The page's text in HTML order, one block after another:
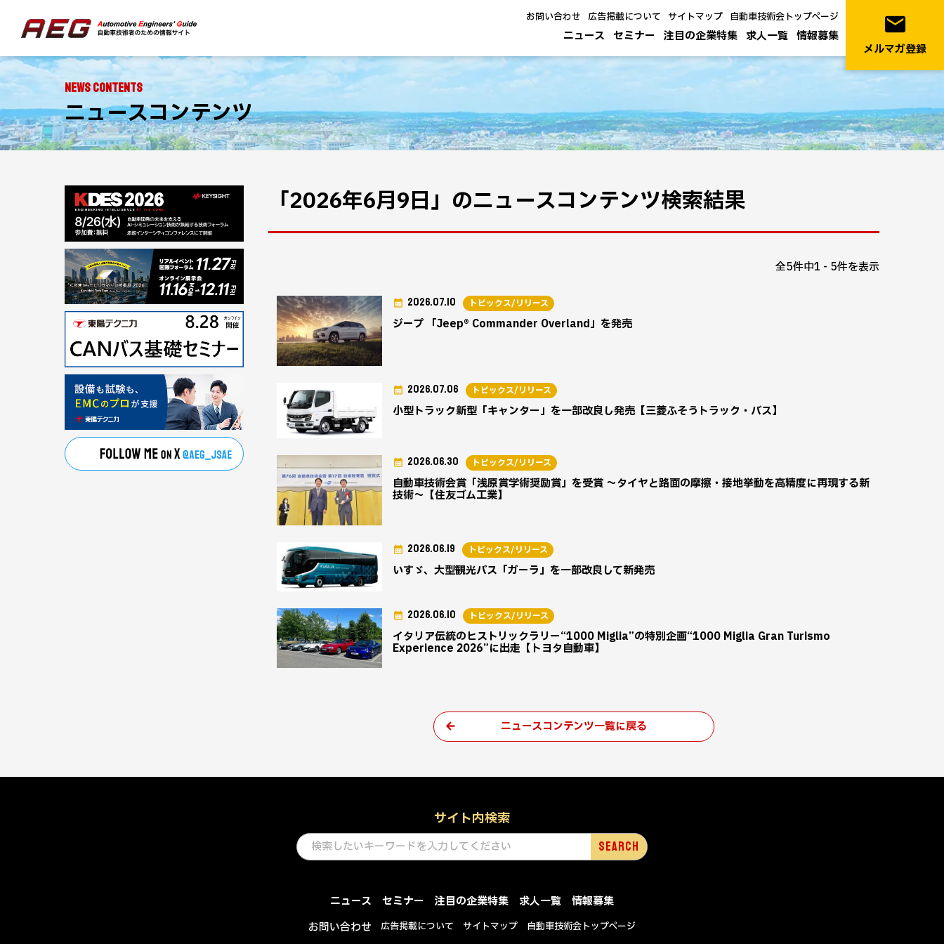
ニュース セミナー 注目の企業特集 求人一覧 情報募集
お問い合わせ 広告掲載について サイトマップ 自動車技術会トップページ email
メルマガ登録
NEWS CONTENTS
ニュースコンテンツ
「2026年6月9日」のニュースコンテンツ検索結果
全5件中1 - 5件を表示
ジープ 「Jeep® Commander Overland」を発売
2026.07.10 トピックス/リリース
小型トラック新型「キャンター」を一部改良し発売【三菱ふそうトラック・バス】
2026.07.06 トピックス/リリース
自動車技術会賞「浅原賞学術奨励賞」を受賞 ～タイヤと路面の摩擦・接地挙動を高精度に再現する新
技術～【住友ゴム工業】
2026.06.30 トピックス/リリース
いすゞ、大型観光バス「ガーラ」を一部改良して新発売
2026.06.19 トピックス/リリース
イタリア伝統のヒストリックラリー“1000 Miglia”の特別企画“1000 Miglia Gran Turismo
Experience 2026”に出走【トヨタ自動車】
2026.06.10 トピックス/リリース
ニュースコンテンツ一覧に戻る
サイト内検索
ニュース セミナー 注目の企業特集 求人一覧
情報募集
お問い合わせ
広告掲載について サイトマップ 自動車技術会トップページ